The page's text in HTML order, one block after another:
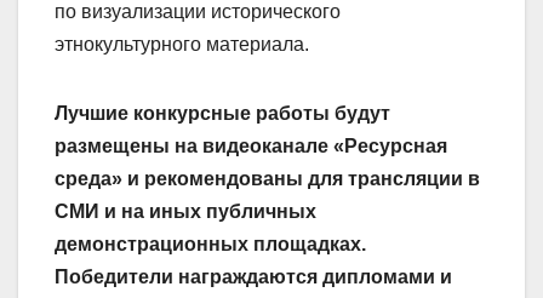
по визуализации исторического
этнокультурного материала.
Лучшие конкурсные работы будут
размещены на видеоканале «Ресурсная
среда» и рекомендованы для трансляции в
СМИ и на иных публичных
демонстрационных площадках.
Победители награждаются дипломами и